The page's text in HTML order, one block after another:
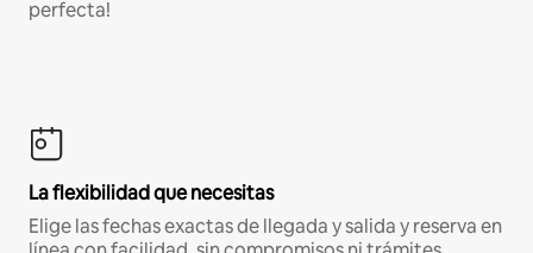
perfecta!
La flexibilidad que necesitas
Elige las fechas exactas de llegada y salida y reserva en